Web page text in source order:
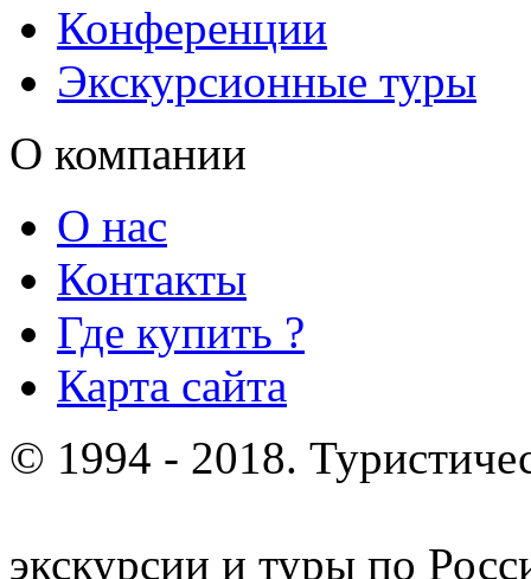
Конференции
Экскурсионные туры
О компании
О нас
Контакты
Где купить ?
Карта сайта
© 1994 - 2018.
экскурсии и туры по